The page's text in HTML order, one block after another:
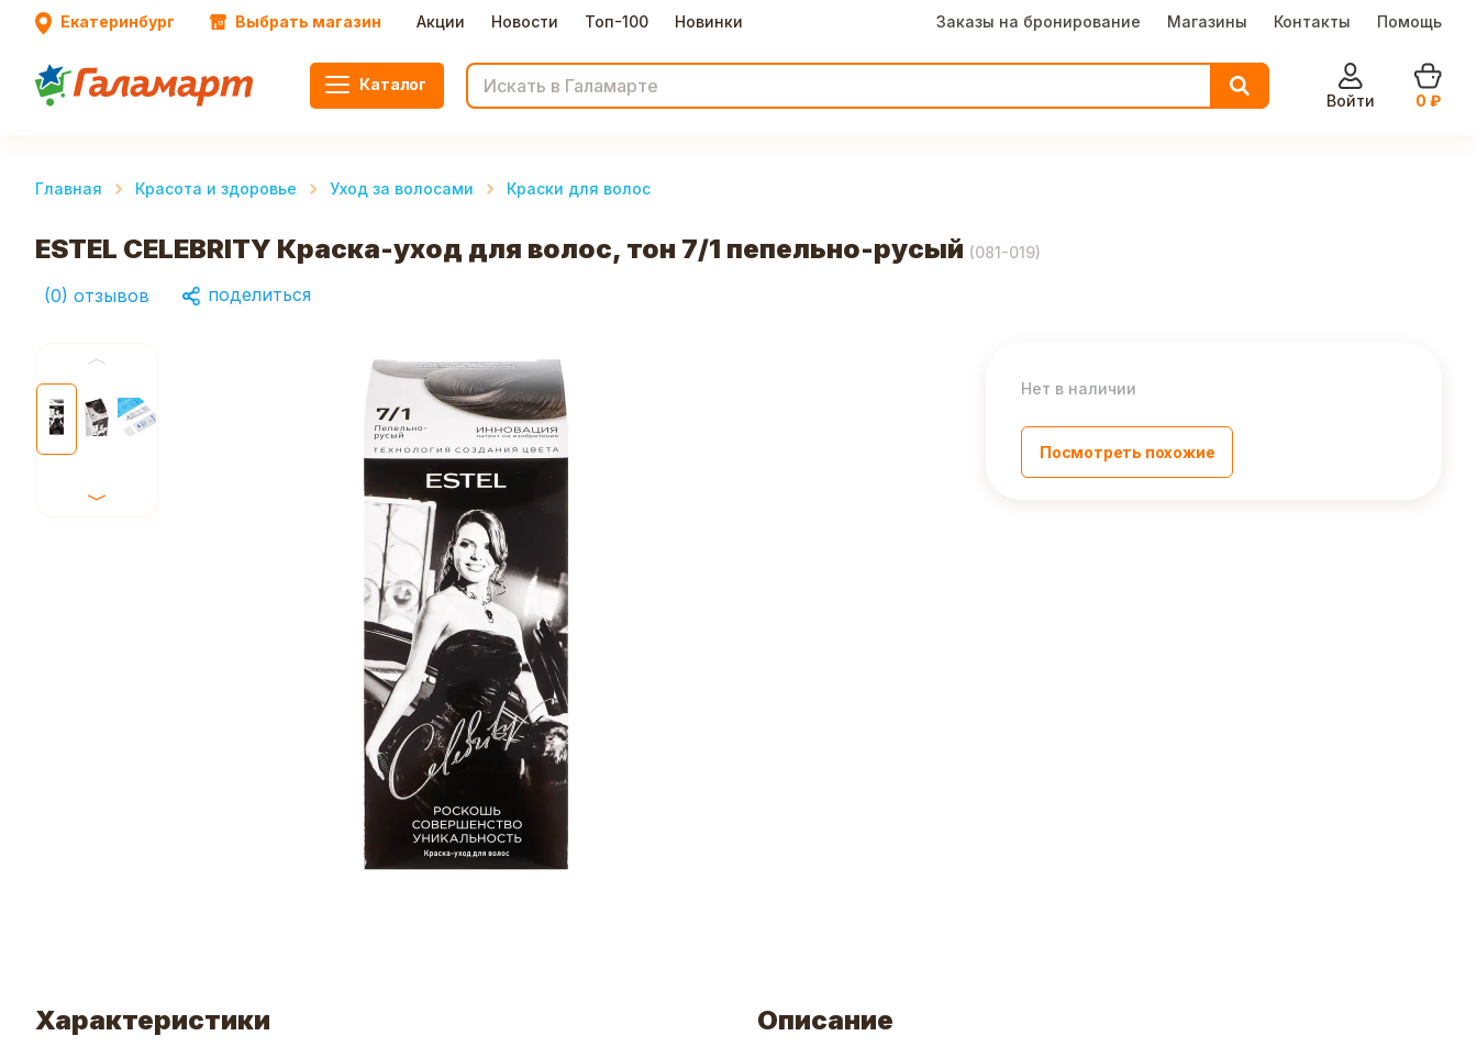
Екатеринбург Выбрать магазин Акции Новости Топ-100 Новинки Заказы на бронирование Магазины Контакты Помощь
Каталог
Войти
0 ₽
Главная Красота и здоровье Уход за волосами Краски для волос
ESTEL CELEBRITY Краска-уход для волос, тон 7/1 пепельно-русый (081-019)
(0) отзывов поделиться
Нет в наличии
Посмотреть похожие
Характеристики Описание